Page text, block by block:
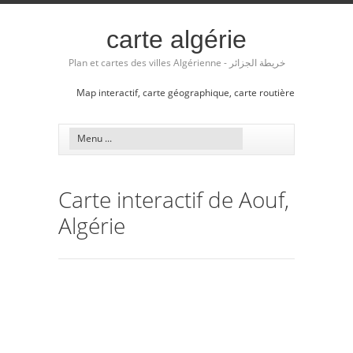
carte algérie
Plan et cartes des villes Algérienne - خريطة الجزائر
Map interactif, carte géographique, carte routière
Carte interactif de Aouf,
Algérie